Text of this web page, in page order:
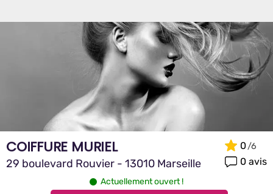
COIFFURE MURIEL
29 boulevard Rouvier - 13010 Marseille
0
0 avis
Actuellement ouvert !